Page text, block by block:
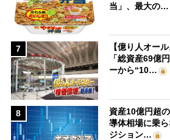
当」、最大の…
7
【億り人オー
「総資産69億
ーから“10…
8
資産10億円超
導体相場に乗
ジション…